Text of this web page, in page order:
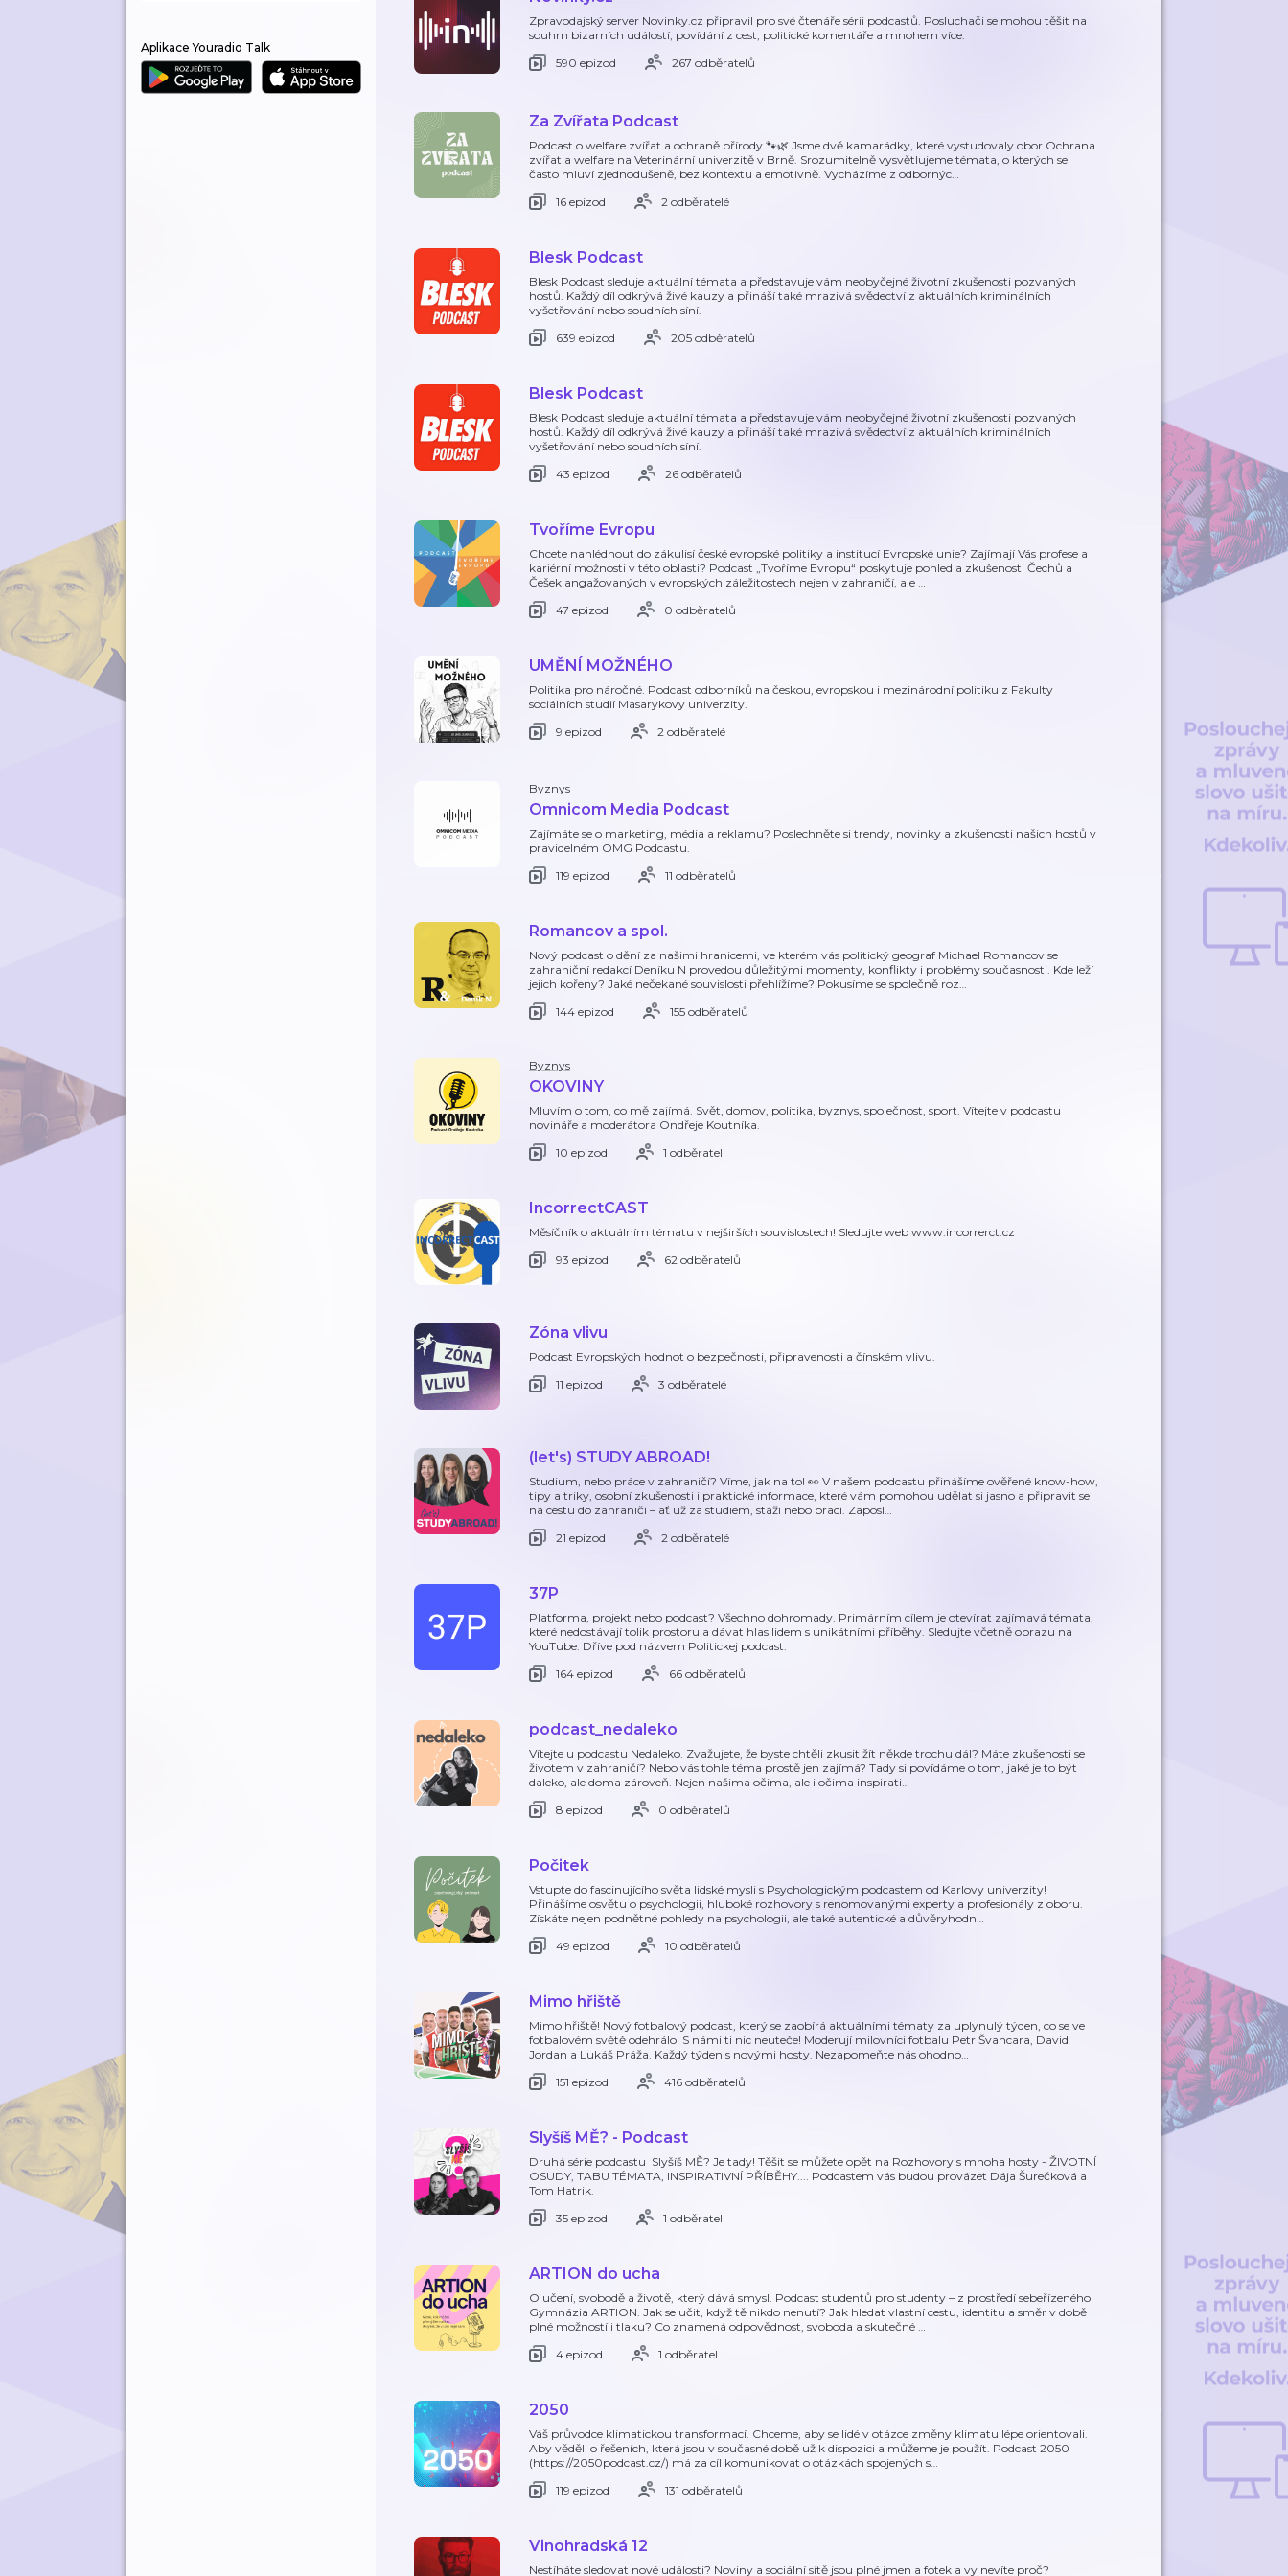
Aplikace Youradio Talk
Zpravodajský server Novinky.cz připravil pro své čtenáře sérii podcastů. Posluchači se mohou těšit na
souhrn bizarních událostí, povídání z cest, politické komentáře a mnohem více.
590 epizod
267 odběratelů
Za Zvířata Podcast
Podcast o welfare zvířat a ochraně přírody 🐾🌿 Jsme dvě kamarádky, které vystudovaly obor Ochrana
zvířat a welfare na Veterinární univerzitě v Brně. Srozumitelně vysvětlujeme témata, o kterých se
často mluví zjednodušeně, bez kontextu a emotivně. Vycházíme z odbornýc…
16 epizod
2 odběratelé
Blesk Podcast
Blesk Podcast sleduje aktuální témata a představuje vám neobyčejné životní zkušenosti pozvaných
hostů. Každý díl odkrývá živé kauzy a přináší také mrazivá svědectví z aktuálních kriminálních
vyšetřování nebo soudních síní.
639 epizod
205 odběratelů
Blesk Podcast
Blesk Podcast sleduje aktuální témata a představuje vám neobyčejné životní zkušenosti pozvaných
hostů. Každý díl odkrývá živé kauzy a přináší také mrazivá svědectví z aktuálních kriminálních
vyšetřování nebo soudních síní.
43 epizod
26 odběratelů
Tvoříme Evropu
Chcete nahlédnout do zákulisí české evropské politiky a institucí Evropské unie? Zajímají Vás profese a
kariérní možnosti v této oblasti? Podcast „Tvoříme Evropu“ poskytuje pohled a zkušenosti Čechů a
Češek angažovaných v evropských záležitostech nejen v zahraničí, ale …
47 epizod
0 odběratelů
UMĚNÍ MOŽNÉHO
Politika pro náročné. Podcast odborníků na českou, evropskou i mezinárodní politiku z Fakulty
sociálních studií Masarykovy univerzity.
9 epizod
2 odběratelé
Byznys
Omnicom Media Podcast
Zajímáte se o marketing, média a reklamu? Poslechněte si trendy, novinky a zkušenosti našich hostů v
pravidelném OMG Podcastu.
119 epizod
11 odběratelů
Romancov a spol.
Nový podcast o dění za našimi hranicemi, ve kterém vás politický geograf Michael Romancov se
zahraniční redakcí Deníku N provedou důležitými momenty, konflikty i problémy současnosti. Kde leží
jejich kořeny? Jaké nečekané souvislosti přehlížíme? Pokusíme se společně roz…
144 epizod
155 odběratelů
Byznys
OKOVINY
Mluvím o tom, co mě zajímá. Svět, domov, politika, byznys, společnost, sport. Vítejte v podcastu
novináře a moderátora Ondřeje Koutníka.
10 epizod
1 odběratel
IncorrectCAST
Měsíčník o aktuálním tématu v nejširších souvislostech! Sledujte web www.incorrerct.cz
93 epizod
62 odběratelů
Zóna vlivu
Podcast Evropských hodnot o bezpečnosti, připravenosti a čínském vlivu.
11 epizod
3 odběratelé
(let's) STUDY ABROAD!
Studium, nebo práce v zahraničí? Víme, jak na to! 👀 V našem podcastu přinášíme ověřené know-how,
tipy a triky, osobní zkušenosti i praktické informace, které vám pomohou udělat si jasno a připravit se
na cestu do zahraničí – ať už za studiem, stáží nebo prací. Zaposl…
21 epizod
2 odběratelé
37P
Platforma, projekt nebo podcast? Všechno dohromady. Primárním cílem je otevírat zajímavá témata,
které nedostávají tolik prostoru a dávat hlas lidem s unikátními příběhy. Sledujte včetně obrazu na
YouTube. Dříve pod názvem Politickej podcast.
164 epizod
66 odběratelů
podcast_nedaleko
Vítejte u podcastu Nedaleko. Zvažujete, že byste chtěli zkusit žít někde trochu dál? Máte zkušenosti se
životem v zahraničí? Nebo vás tohle téma prostě jen zajímá? Tady si povídáme o tom, jaké je to být
daleko, ale doma zároveň. Nejen našima očima, ale i očima inspirati…
8 epizod
0 odběratelů
Počitek
Vstupte do fascinujícího světa lidské mysli s Psychologickým podcastem od Karlovy univerzity!
Přinášíme osvětu o psychologii, hluboké rozhovory s renomovanými experty a profesionály z oboru.
Získáte nejen podnětné pohledy na psychologii, ale také autentické a důvěryhodn…
49 epizod
10 odběratelů
Mimo hřiště
Mimo hřiště! Nový fotbalový podcast, který se zaobírá aktuálními tématy za uplynulý týden, co se ve
fotbalovém světě odehrálo! S námi ti nic neuteče! Moderují milovníci fotbalu Petr Švancara, David
Jordan a Lukáš Práža. Každý týden s novými hosty. Nezapomeňte nás ohodno…
151 epizod
416 odběratelů
Slyšíš MĚ? - Podcast
Druhá série podcastu Slyšíš MĚ? Je tady! Těšit se můžete opět na Rozhovory s mnoha hosty - ŽIVOTNÍ
OSUDY, TABU TÉMATA, INSPIRATIVNÍ PŘÍBĚHY.... Podcastem vás budou provázet Dája Šurečková a
Tom Hatrik.
35 epizod
1 odběratel
ARTION do ucha
O učení, svobodě a životě, který dává smysl. Podcast studentů pro studenty – z prostředí sebeřízeného
Gymnázia ARTION. Jak se učit, když tě nikdo nenutí? Jak hledat vlastní cestu, identitu a směr v době
plné možností i tlaku? Co znamená odpovědnost, svoboda a skutečné …
4 epizod
1 odběratel
2050
Váš průvodce klimatickou transformací. Chceme, aby se lidé v otázce změny klimatu lépe orientovali.
Aby věděli o řešeních, která jsou v současné době už k dispozici a můžeme je použít. Podcast 2050
(https://2050podcast.cz/) má za cíl komunikovat o otázkách spojených s…
119 epizod
131 odběratelů
Vinohradská 12
Nestíháte sledovat nové události? Noviny a sociální sítě jsou plné jmen a fotek a vy nevíte proč?